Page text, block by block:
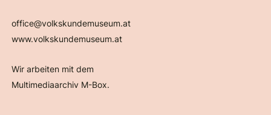
office@volkskundemuseum.at
www.volkskundemuseum.at
Wir arbeiten mit dem
Multimediaarchiv M-Box.